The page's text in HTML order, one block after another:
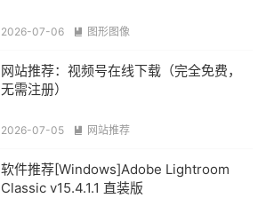
2026-07-06  图形图像
网站推荐：视频号在线下载（完全免费，
无需注册）
2026-07-05  网站推荐
软件推荐[Windows]Adobe Lightroom
Classic v15.4.1.1 直装版